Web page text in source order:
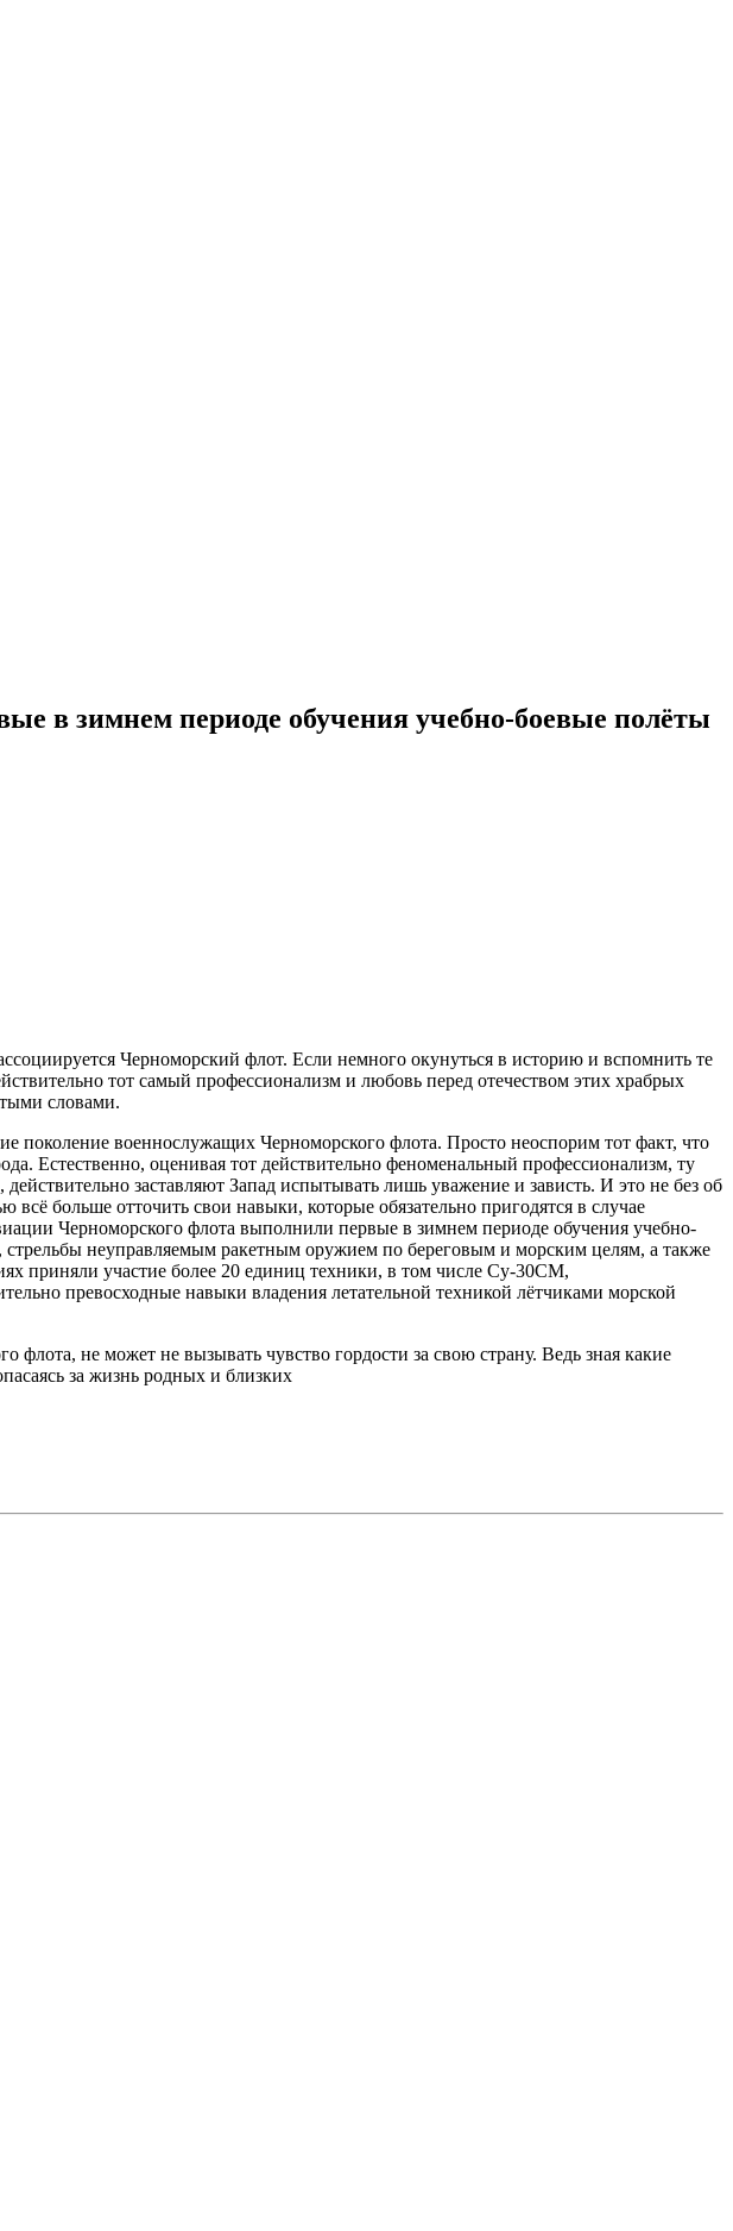
в зимнем периоде обучения учебно-боевые полёты
Черноморский флот. Если немного окунуться в историю и вспомнить те
тот самый профессионализм и любовь перед отечеством этих храбрых
словами.
поколение военнослужащих Черноморского флота. Просто неоспорим тот факт, что
Естественно, оценивая тот действительно феноменальный профессионализм, ту
заставляют Запад испытывать лишь уважение и зависть. И это не без об
больше отточить свои навыки, которые обязательно пригодятся в случае
Черноморского флота выполнили первые в зимнем периоде обучения учебно-
неуправляемым ракетным оружием по береговым и морским целям, а также
приняли участие более 20 единиц техники, в том числе Су-30СМ,
превосходные навыки владения летательной техникой лётчиками морской
не может не вызывать чувство гордости за свою страну. Ведь зная какие
за жизнь родных и близких